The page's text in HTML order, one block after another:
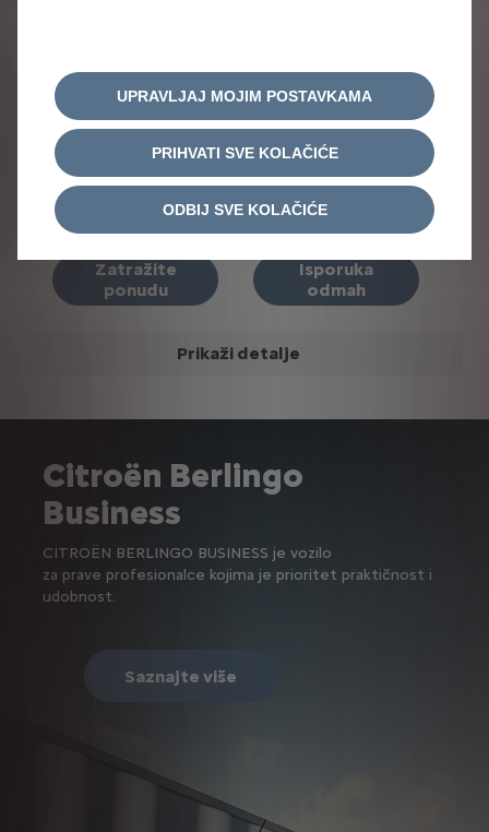
Električni podizači prednjih stakala
Grijani i električno podesivi vanjski retrovizori
Ručni klima uređaj
Pomoć pri parkiranju straga
Pregradna stijena + rešetka iza drugog reda sjedala
Zatražite
ponudu
Isporuka
odmah
Prikaži detalje
Citroën Berlingo
Business
CITROËN BERLINGO BUSINESS je vozilo
za prave profesionalce kojima je prioritet praktičnost i
udobnost.
Saznajte više
UPRAVLJAJ MOJIM POSTAVKAMA
PRIHVATI SVE KOLAČIĆE
ODBIJ SVE KOLAČIĆE